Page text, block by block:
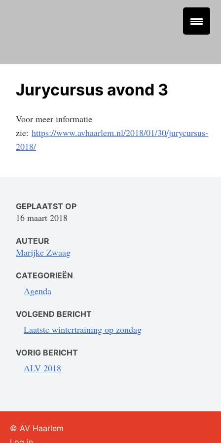
Jurycursus avond 3
Voor meer informatie
zie: https://www.avhaarlem.nl/2018/01/30/jurycursus-
2018/
GEPLAATST OP
16 maart 2018
AUTEUR
Marijke Zwaag
CATEGORIEËN
Agenda
VOLGEND BERICHT
Laatste wintertraining op zondag
VORIG BERICHT
ALV 2018
© AV Haarlem